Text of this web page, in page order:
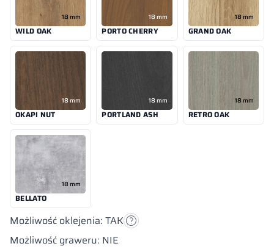
18 mm
WILD OAK
18 mm
PORTO CHERRY
18 mm
GRAND OAK
18 mm
OKAPI NUT
18 mm
PORTLAND ASH
18 mm
RETRO OAK
18 mm
BELLATO
Możliwość oklejenia: TAK
Możliwość graweru: NIE